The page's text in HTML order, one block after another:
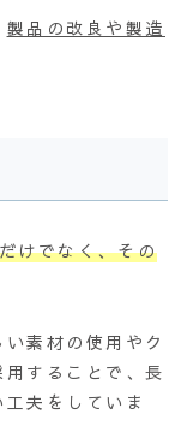
製品の改良や製造
けでなく、その
素材の使用やク
することで、長
夫をしていま